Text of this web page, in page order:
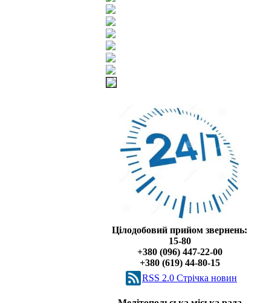
Цілодобовий прийом звернень:
15-80
+380 (096) 447-22-00
+380 (619) 44-80-15
RSS 2.0 Cтрічка новин